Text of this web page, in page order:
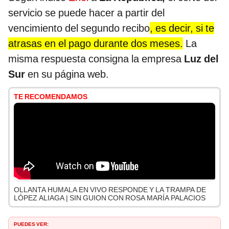
servicio se puede hacer a partir del
vencimiento del segundo recibo, es decir, si te
atrasas en el pago durante dos meses. La
misma respuesta consigna la empresa Luz del
Sur en su página web.
TE RECOMENDAMOS
OLLANTA HUMALA EN VIVO RESPONDE Y LA TRAMPA DE
LÓPEZ ALIAGA | SIN GUION CON ROSA MARÍA PALACIOS
PUEDES VER: